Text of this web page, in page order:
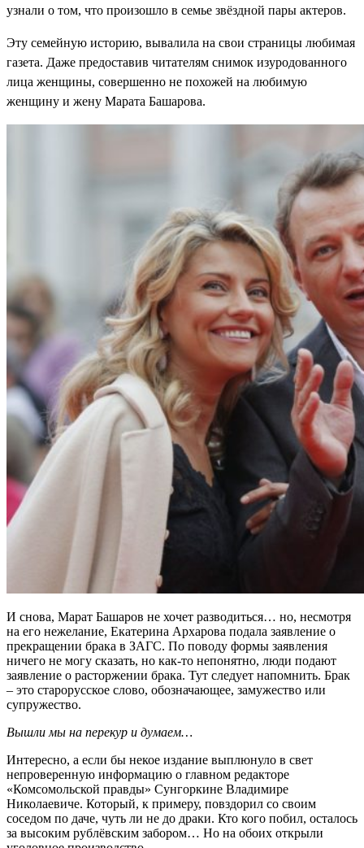
узнали о том, что произошло в семье звёздной пары актеров.
Эту семейную историю, вывалила на свои страницы любимая
газета. Даже предоставив читателям снимок изуродованного
лица женщины, совершенно не похожей на любимую
женщину и жену Марата Башарова.
И снова, Марат Башаров не хочет разводиться… но, несмотря
на его нежелание, Екатерина Архарова подала заявление о
прекращении брака в ЗАГС. По поводу формы заявления
ничего не могу сказать, но как-то непонятно, люди подают
заявление о расторжении брака. Тут следует напомнить. Брак
– это старорусское слово, обозначающее, замужество или
супружество.
Вышли мы на перекур и думаем…
Интересно, а если бы некое издание выплюнуло в свет
непроверенную информацию о главном редакторе
«Комсомольской правды» Сунгоркине Владимире
Николаевиче. Который, к примеру, повздорил со своим
соседом по даче, чуть ли не до драки. Кто кого побил, осталось
за высоким рублёвским забором… Но на обоих открыли